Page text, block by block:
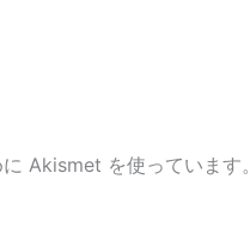
Akismet を使っています。